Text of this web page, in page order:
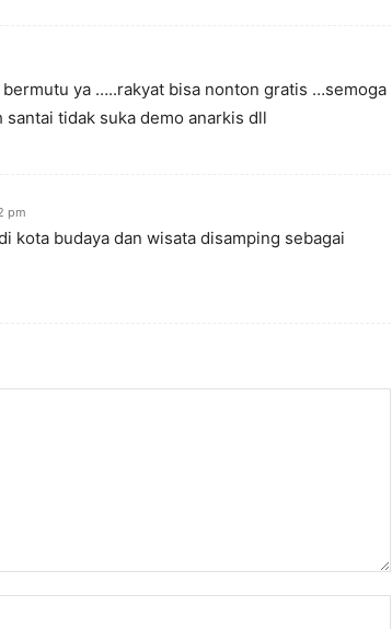
bermutu ya …..rakyat bisa nonton gratis …semoga
tidak suka demo anarkis dll
pm
kota budaya dan wisata disamping sebagai